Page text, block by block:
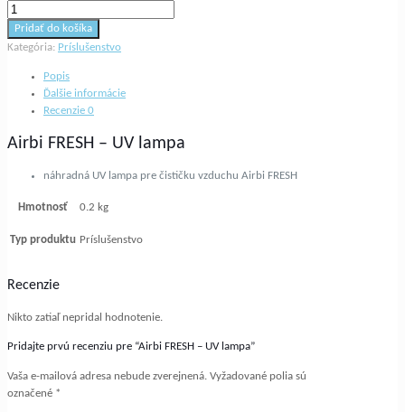
Pridať do košíka
Kategória: Príslušenstvo
Popis
Ďalšie informácie
Recenzie 0
Airbi FRESH – UV lampa
náhradná UV lampa pre čističku vzduchu Airbi FRESH
Hmotnosť 0.2 kg
Typ produktu Príslušenstvo
Recenzie
Nikto zatiaľ nepridal hodnotenie.
Pridajte prvú recenziu pre “Airbi FRESH – UV lampa”
Vaša e-mailová adresa nebude zverejnená. Vyžadované polia sú
označené *